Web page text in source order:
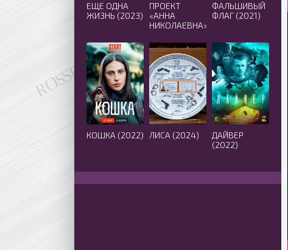
ЕЩЕ ОДНА
ЖИЗНЬ (2023)
ПРОЕКТ
«АННА
НИКОЛАЕВНА»
(2021)
ФАЛЬШИВЫЙ
ФЛАГ (2021)
КОШКА (2022) ЛИСА (2024)
ДАЙВЕР
(2022)